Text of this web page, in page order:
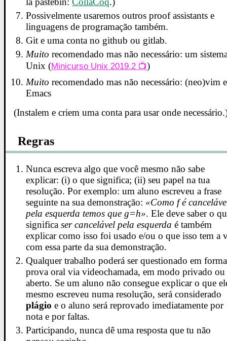
Possivelmente usaremos outros proof assistants e
linguagens de programação também.
Git e uma conta no github ou gitlab.
Muito recomendado mas não necessário: um
Unix (Minicurso Unix 2019.2
)
Muito recomendado mas não necessário: (neo)vim e
Emacs
(Instalem e criem uma conta para usar onde
Regras
Nunca escreva algo que você mesmo não sabe
explicar: (i) o que significa; (ii) seu papel na tua
resolução. Por exemplo: um aluno escreveu a frase
seguinte na sua demonstração: «Como f é
pela esquerda temos que g=h». Ele deve saber o
significaser cancelável pela esquerda é também
explicar como isso foi usado e/ou o que isso tem a
com essa parte da sua demonstração.
Qualquer trabalho poderá ser questionado em
prova oral via videochamada, em modo privado ou
aberto. Se um aluno não consegue explicar o que
mesmo escreveu numa resolução, será considerado
plágio e o aluno será reprovado imediatamente por
nota e por faltas.
Participando, nunca dê uma resposta que tu não